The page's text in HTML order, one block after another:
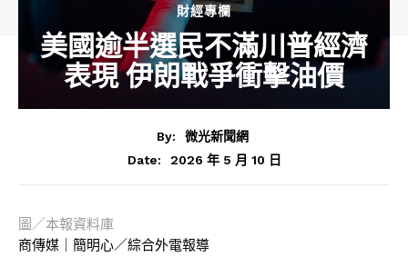
財經專欄
美國逾半選民不滿川普經濟
表現 伊朗戰爭衝擊油價
By:
微光新聞網
Date:
2026 年 5 月 10 日
圖／本報資料庫
商傳媒｜簡明心／綜合外電報導